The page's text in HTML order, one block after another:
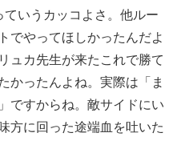
いうカッコよさ。他ルー
でやってほしかったんだよ
ュカ先生が来たこれで勝て
かったんよね。実際は「ま
すからね。敵サイドにい
方に回った途端血を吐いた